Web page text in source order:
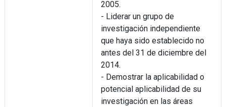
2005.
- Liderar un grupo de
investigación independiente
que haya sido establecido no
antes del 31 de diciembre del
2014.
- Demostrar la aplicabilidad o
potencial aplicabilidad de su
investigación en las áreas